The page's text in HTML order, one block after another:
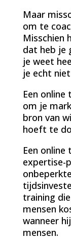
Maar
om te
Misschien
dat heb je
je weet
je echt
Een
om je
bron van
hoeft te
Een online
expertise-
training
mensen
wanneer
mensen.